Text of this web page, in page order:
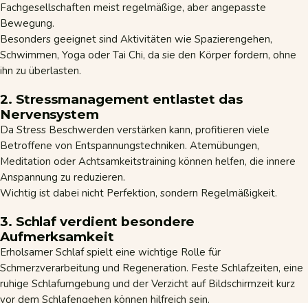
Fachgesellschaften meist regelmäßige, aber angepasste
Bewegung.
Besonders geeignet sind Aktivitäten wie Spazierengehen,
Schwimmen, Yoga oder Tai Chi, da sie den Körper fordern, ohne
ihn zu überlasten.
2. Stressmanagement entlastet das
Nervensystem
Da Stress Beschwerden verstärken kann, profitieren viele
Betroffene von Entspannungstechniken. Atemübungen,
Meditation oder Achtsamkeitstraining können helfen, die innere
Anspannung zu reduzieren.
Wichtig ist dabei nicht Perfektion, sondern Regelmäßigkeit.
3. Schlaf verdient besondere
Aufmerksamkeit
Erholsamer Schlaf spielt eine wichtige Rolle für
Schmerzverarbeitung und Regeneration. Feste Schlafzeiten, eine
ruhige Schlafumgebung und der Verzicht auf Bildschirmzeit kurz
vor dem Schlafengehen können hilfreich sein.